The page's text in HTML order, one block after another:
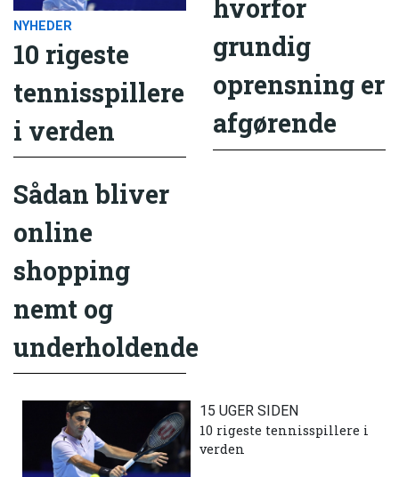
NYHEDER
10 rigeste
tennisspillere
i verden
hvorfor
grundig
oprensning er
afgørende
Sådan bliver
online
shopping
nemt og
underholdende
15 UGER SIDEN
10 rigeste tennisspillere i
verden